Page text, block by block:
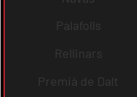
Palafolls
Rellinars
Premià de Dalt